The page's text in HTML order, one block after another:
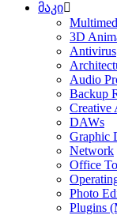
მაკი
3D
Antivirus
Audio
Backup
Creative
DAWs
Graphic
Network
Office
Photo
Plugins